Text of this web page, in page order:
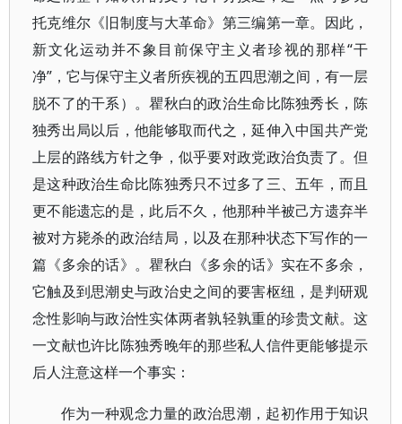
托克维尔《旧制度与大革命》第三编第一章。因此，
新文化运动并不象目前保守主义者珍视的那样“干
净”，它与保守主义者所疾视的五四思潮之间，有一层
脱不了的干系）。瞿秋白的政治生命比陈独秀长，陈
独秀出局以后，他能够取而代之，延伸入中国共产党
上层的路线方针之争，似乎要对政党政治负责了。但
是这种政治生命比陈独秀只不过多了三、五年，而且
更不能遗忘的是，此后不久，他那种半被己方遗弃半
被对方毙杀的政治结局，以及在那种状态下写作的一
篇《多余的话》。瞿秋白《多余的话》实在不多余，
它触及到思潮史与政治史之间的要害枢纽，是判研观
念性影响与政治性实体两者孰轻孰重的珍贵文献。这
一文献也许比陈独秀晚年的那些私人信件更能够提示
后人注意这样一个事实：
作为一种观念力量的政治思潮，起初作用于知识